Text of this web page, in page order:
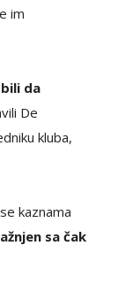
im
da
De
kluba,
kaznama
sa čak